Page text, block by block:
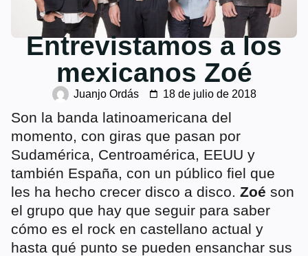
Entrevistamos a los
mexicanos Zoé
Juanjo Ordás 18 de julio de 2018
Son la banda latinoamericana del
momento, con giras que pasan por
Sudamérica, Centroamérica, EEUU y
también España, con un público fiel que
les ha hecho crecer disco a disco. Zoé son
el grupo que hay que seguir para saber
cómo es el rock en castellano actual y
hasta qué punto se pueden ensanchar sus